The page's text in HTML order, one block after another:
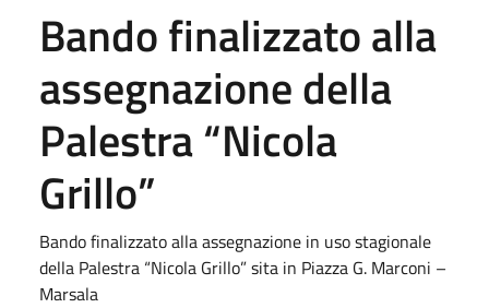
Bando finalizzato alla
assegnazione della
Palestra “Nicola
Grillo”
Bando finalizzato alla assegnazione in uso stagionale
della Palestra “Nicola Grillo” sita in Piazza G. Marconi –
Marsala